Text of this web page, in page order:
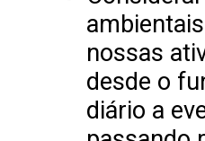
nossas
desde o
diário a